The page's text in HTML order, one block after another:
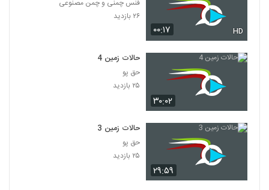
۰۰:۱۷ HD
فنس چمنی و چمن مصنوعی
۲۶ بازدید
۳۰:۰۲
حالات زمین 4
حق پو
۲۵ بازدید
۲۹:۵۹
حالات زمین 3
حق پو
۲۵ بازدید